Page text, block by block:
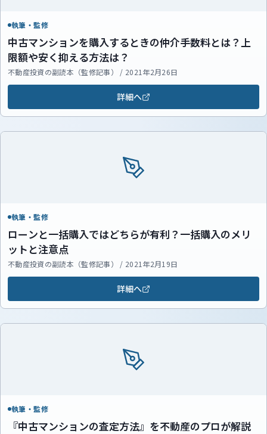
執筆・監修
中古マンションを購入するときの仲介手数料とは？上
限額や安く抑える方法は？
不動産投資の副読本（監修記事） / 2021年2月26日
詳細へ
執筆・監修
ローンと一括購入ではどちらが有利？一括購入のメリ
ットと注意点
不動産投資の副読本（監修記事） / 2021年2月19日
詳細へ
執筆・監修
『中古マンションの査定方法』を不動産のプロが解説